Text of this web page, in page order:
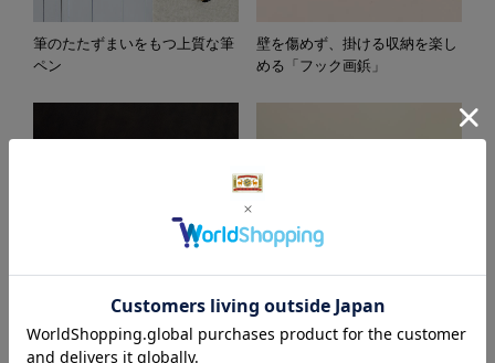
筆のたたずまいをもつ上質な筆
ペン
壁を傷めず、掛ける収納を楽し
める「フック画鋲」
開くとポンと音が鳴る「大成紙
器製作所 POCHI-PON」
陶製のだるまみくじ